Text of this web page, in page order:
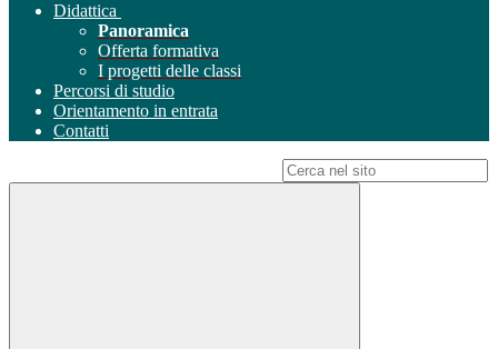
Didattica
Panoramica
Offerta formativa
I progetti delle classi
Percorsi di studio
Orientamento in entrata
Contatti